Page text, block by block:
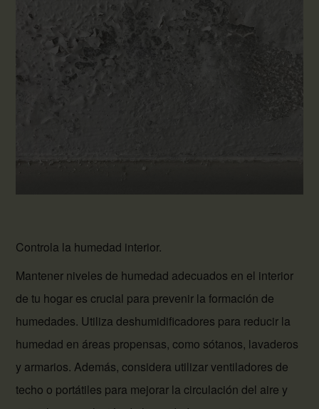
Controla la humedad interior.
Mantener niveles de humedad adecuados en el interior
de tu hogar es crucial para prevenir la formación de
humedades. Utiliza deshumidificadores para reducir la
humedad en áreas propensas, como sótanos, lavaderos
y armarios. Además, considera utilizar ventiladores de
techo o portátiles para mejorar la circulación del aire y